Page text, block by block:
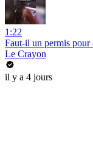
1:22
Faut-il un permis
Le Crayon
il y a 4 jours